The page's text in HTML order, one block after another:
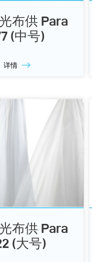
布供 Para
(中号)
详情
布供 Para
(大号)